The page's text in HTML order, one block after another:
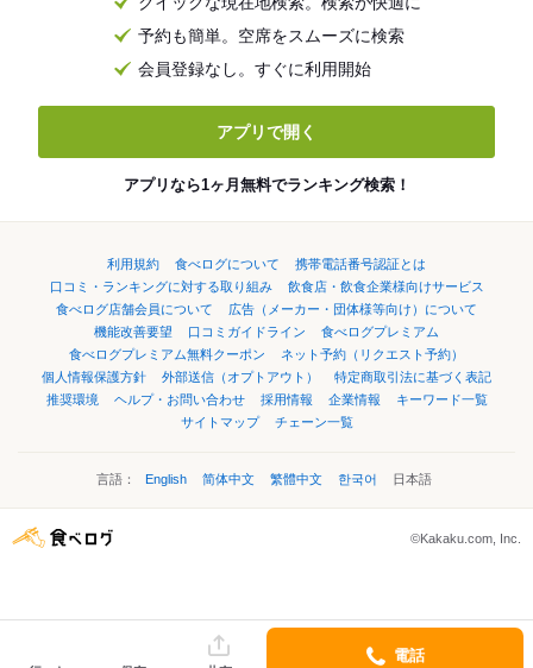
予約も簡単。空席をスムーズに検索
会員登録なし。すぐに利用開始
アプリで開く
アプリなら1ヶ月無料でランキング検索！
利用規約 食べログについて
携帯電話番号認証とは
口コミ・ランキングに対する取り組み
飲食店・飲食企業様向けサービス
食べログ店舗会員について
広告（メーカー・団体様等向け）について
機能改善要望
口コミガイドライン
食べログプレミアム
食べログプレミアム無料クーポン
ネット予約（リクエスト予約）
個人情報保護方針
外部送信（オプトアウト）
特定商取引法に基づく表記
推奨環境
ヘルプ・お問い合わせ 採用情報 企業情報
キーワード一覧
サイトマップ
チェーン一覧
言語： English 简体中文 繁體中文 한국어 日本語
©Kakaku.com, Inc.
電話